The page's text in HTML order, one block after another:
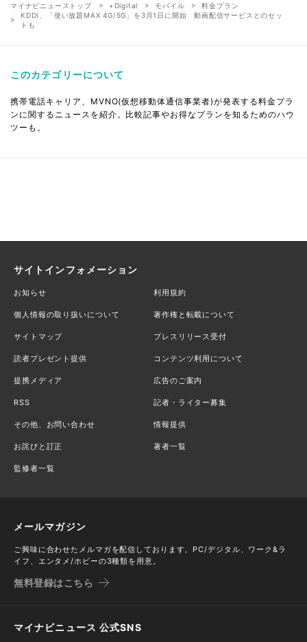
マイナビニューストップ +Digital モバイル
料金プラン
KDDI、「使い放題MAX 4G/5G」を3月1日に開始 動画配信サービスとのセッ
トも
このカテゴリーについて
携帯電話キャリア、MVNO(仮想移動体通信事業者)が発表する料金プラ
ンに関するニュースを紹介。比較記事やお得なプランを知るためのハウ
ツーも。
サイトインフォメーション
お知らせ 利用規約
個人情報の取り扱いについて 著作権と転載について
サイトマップ プレスリリース受付
読者プレゼント提供 コンテンツ利用について
提携メディア 広告のご案内
RSS 記者・ライター募集
その他、お問い合わせ 情報提供
お詫びと訂正 著者一覧
監修者一覧
メールマガジン
ご興味に合わせたメルマガを配信しております。PC/デジタル、ワーク&ラ
イフ、エンタメ/ホビーの3種類を用意。
無料登録はこちら
マイナビニュース 公式SNS